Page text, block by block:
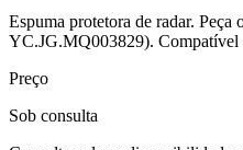
Espuma protetora de radar.
YC.JG.MQ003829). Compatível
Preço
Sob consulta